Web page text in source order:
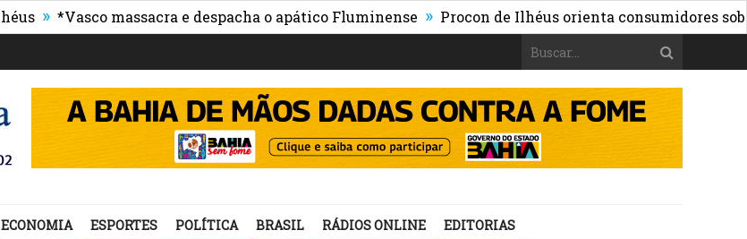
*Vasco massacra e despacha o apático Fluminense » Procon de Ilhéus orienta consumidores sobre os
ECONOMIA ESPORTES POLÍTICA BRASIL RÁDIOS ONLINE EDITORIAS